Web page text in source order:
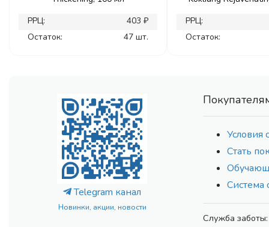
РРЦ:
403 ₽
Остаток:
47 шт.
РРЦ:
Остаток:
Telegram канал
Новинки, акции, новости
Условия
Стать
Система
Служба заботы: